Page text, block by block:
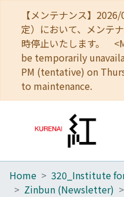
【メンテナンス】
定）において、メンテ
時停止いたします。
be temporarily
PM (tentative) on
to maintenance.
Home
Home
Zinbun (Newsletter)